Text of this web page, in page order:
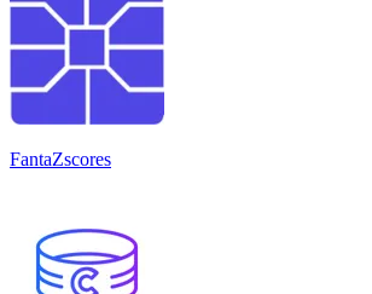
FantaZscores